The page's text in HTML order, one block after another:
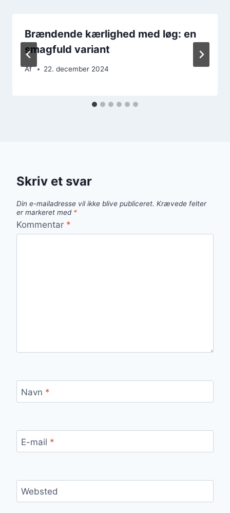
Brændende kærlighed med løg: en
smagfuld variant
Af 22. december 2024
Skriv et svar
Din e-mailadresse vil ikke blive publiceret. Krævede felter
er markeret med *
Kommentar *
Navn *
E-mail *
Websted